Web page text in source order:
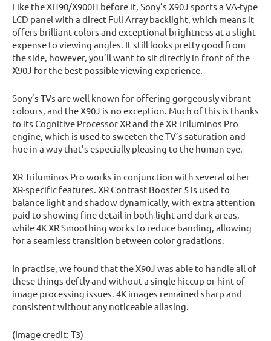
Like the XH90/X900H before it, Sony’s X90J sports a VA-type
LCD panel with a direct Full Array backlight, which means it
offers brilliant colors and exceptional brightness at a slight
expense to viewing angles. It still looks pretty good from
the side, however, you’ll want to sit directly in front of the
X90J for the best possible viewing experience.
Sony’s TVs are well known for offering gorgeously vibrant
colours, and the X90J is no exception. Much of this is thanks
to its Cognitive Processor XR and the XR Triluminos Pro
engine, which is used to sweeten the TV’s saturation and
hue in a way that’s especially pleasing to the human eye.
XR Triluminos Pro works in conjunction with several other
XR-specific features. XR Contrast Booster 5 is used to
balance light and shadow dynamically, with extra attention
paid to showing fine detail in both light and dark areas,
while 4K XR Smoothing works to reduce banding, allowing
for a seamless transition between color gradations.
In practise, we found that the X90J was able to handle all of
these things deftly and without a single hiccup or hint of
image processing issues. 4K images remained sharp and
consistent without any noticeable aliasing.
(Image credit: T3)